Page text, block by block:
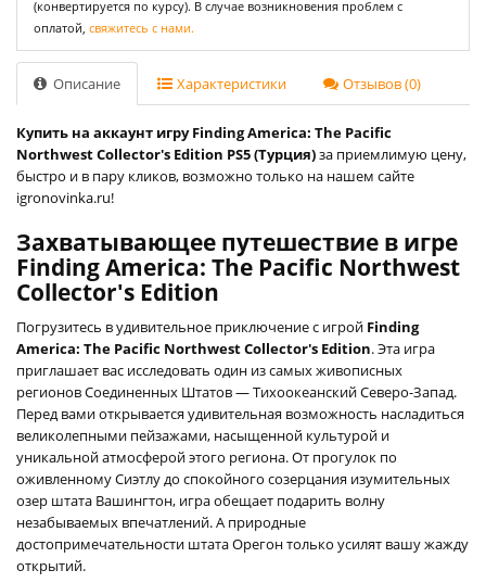
(конвертируется по курсу). В случае возникновения проблем с
оплатой, свяжитесь с нами.
Описание Характеристики Отзывов (0)
Купить на аккаунт игру Finding America: The Pacific
Northwest Collector's Edition PS5 (Турция)за приемлимую цену,
быстро и в пару кликов, возможно только на нашем сайте
igronovinka.ru!
Захватывающее путешествие в игре
Finding America: The Pacific Northwest
Collector's Edition
Погрузитесь в удивительное приключение с игрой Finding
America: The Pacific Northwest Collector's Edition. Эта игра
приглашает вас исследовать один из самых живописных
регионов Соединенных Штатов — Тихоокеанский Северо-Запад.
Перед вами открывается удивительная возможность насладиться
великолепными пейзажами, насыщенной культурой и
уникальной атмосферой этого региона. От прогулок по
оживленному Сиэтлу до спокойного созерцания изумительных
озер штата Вашингтон, игра обещает подарить волну
незабываемых впечатлений. А природные
достопримечательности штата Орегон только усилят вашу жажду
открытий.